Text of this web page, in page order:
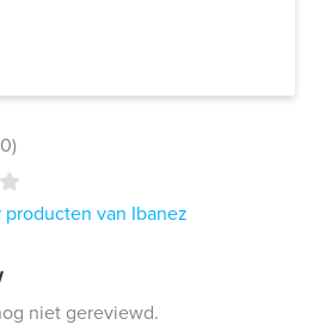
producten van Ibanez
niet gereviewd.